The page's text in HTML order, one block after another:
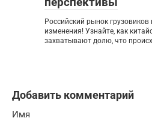
Российский рынок грузовиков
изменения! Узнайте, как
захватывают долю, что
Добавить комментарий
Имя